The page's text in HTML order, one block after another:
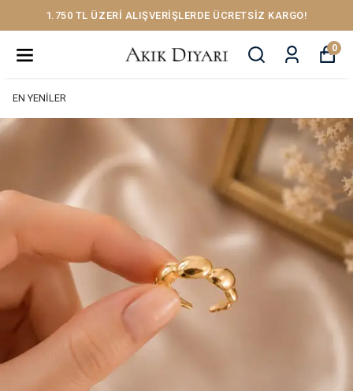
1.750 TL ÜZERİ ALIŞVERİŞLERDE ÜCRETSİZ KARGO!
0
EN YENİLER